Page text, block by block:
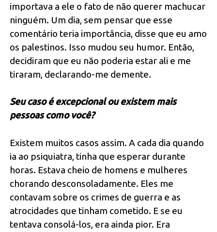
importava a ele o fato de não querer machucar
ninguém. Um dia, sem pensar que esse
comentário teria importância, disse que eu amo
os palestinos. Isso mudou seu humor. Então,
decidiram que eu não poderia estar ali e me
tiraram, declarando-me demente.
Seu caso é excepcional ou existem mais
pessoas como você?
Existem muitos casos assim. A cada dia quando
ia ao psiquiatra, tinha que esperar durante
horas. Estava cheio de homens e mulheres
chorando desconsoladamente. Eles me
contavam sobre os crimes de guerra e as
atrocidades que tinham cometido. E se eu
tentava consolá-los, era ainda pior. Era